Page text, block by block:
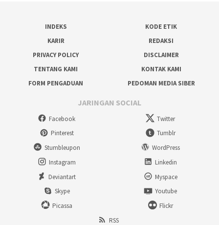
INDEKS
KODE ETIK
KARIR
REDAKSI
PRIVACY POLICY
DISCLAIMER
TENTANG KAMI
KONTAK KAMI
FORM PENGADUAN
PEDOMAN MEDIA SIBER
JARINGAN SOCIAL
Facebook
Twitter
Pinterest
Tumblr
Stumbleupon
WordPress
Instagram
Linkedin
Deviantart
Myspace
Skype
Youtube
Picassa
Flickr
RSS